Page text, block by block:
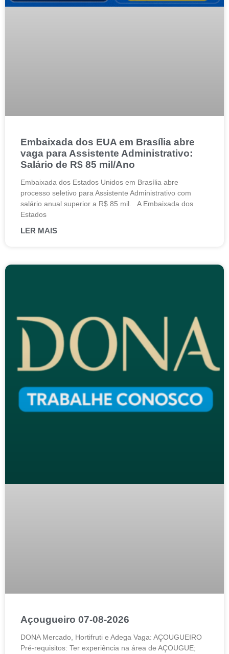
Embaixada dos EUA em Brasília abre
vaga para Assistente Administrativo:
Salário de R$ 85 mil/Ano
Embaixada dos Estados Unidos em Brasília abre
processo seletivo para Assistente Administrativo com
salário anual superior a R$ 85 mil. A Embaixada dos
Estados
LER MAIS
Açougueiro 07-08-2026
DONA Mercado, Hortifruti e Adega Vaga: AÇOUGUEIRO
Pré-requisitos: Ter experiência na área de AÇOUGUE;